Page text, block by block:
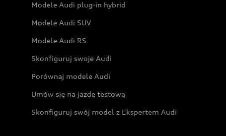
Modele Audi plug-in hybrid
Modele Audi SUV
Modele Audi RS
Skonfiguruj swoje Audi
Porównaj modele Audi
Umów się na jazdę testową
Skonfiguruj swój model z Ekspertem Audi